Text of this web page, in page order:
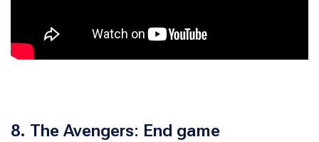
8. The Avengers: End game